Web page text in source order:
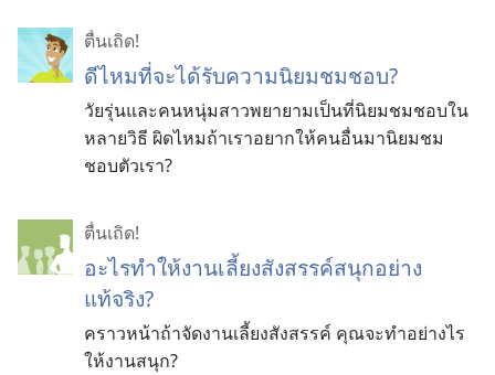
ตื่นเถิด!
ดีไหมที่จะได้รับความนิยมชมชอบ?
วัยรุ่นและคนหนุ่มสาวพยายามเป็นที่นิยมชมชอบใน
หลายวิธี ผิดไหมถ้าเราอยากให้คนอื่นมานิยมชม
ชอบตัวเรา?
ตื่นเถิด!
อะไรทำให้งานเลี้ยงสังสรรค์สนุกอย่าง
แท้จริง?
คราวหน้าถ้าจัดงานเลี้ยงสังสรรค์ คุณจะทำอย่างไร
ให้งานสนุก?